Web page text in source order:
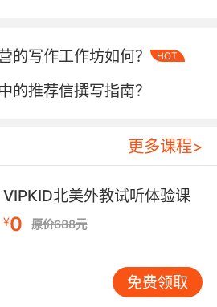
暴力抵抗"演讲遇上罗尔斯
难以企及的教育维度。
为你做什么"的就职演说，
造了独特的教学场景。12岁
节哽咽失声，这个瞬间印证
究结论——语言学习中的情
记忆的19倍。通过拆分演讲
调变化，教师引导学员体会
特质，这种多模态教学法使
。
的写作工作坊如何？ HOT
的推荐信撰写指南？
更多课程>
VIPKID北美外教试听体验课
¥0 原价688元
免费领取